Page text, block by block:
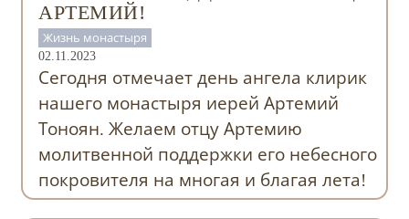
АРТЕМИЙ!
Жизнь монастыря
02.11.2023
Сегодня отмечает день ангела клирик
нашего монастыря иерей Артемий
Тоноян. Желаем отцу Артемию
молитвенной поддержки его небесного
покровителя на многая и благая лета!